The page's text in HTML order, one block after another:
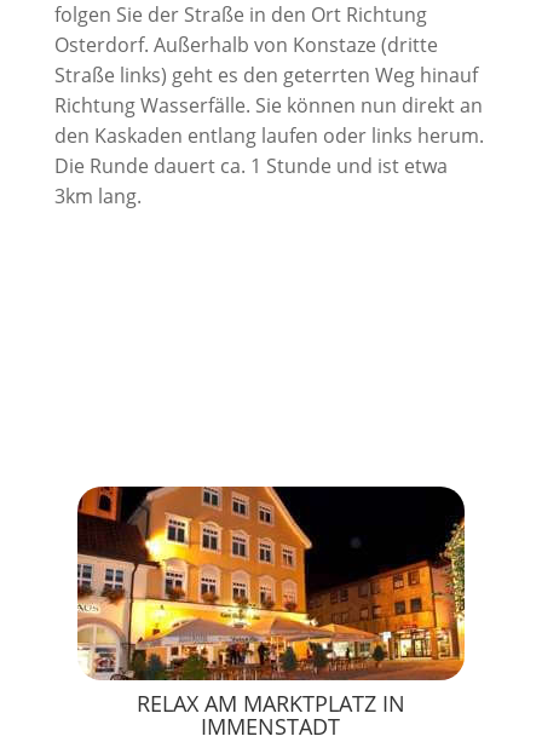
folgen Sie der Straße in den Ort Richtung
Osterdorf. Außerhalb von Konstaze (dritte
Straße links) geht es den geterrten Weg hinauf
Richtung Wasserfälle. Sie können nun direkt an
den Kaskaden entlang laufen oder links herum.
Die Runde dauert ca. 1 Stunde und ist etwa
3km lang.
RELAX AM MARKTPLATZ IN
IMMENSTADT